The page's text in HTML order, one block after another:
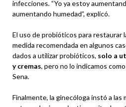
infecciones. “Yo ya estoy
aumentando humedad”, explicó.
El uso de probióticos para restaurar
medida recomendada en algunos
dados a utilizar probióticos, solo a
y cremas, pero no lo indicamos
Sena.
Finalmente, la ginecóloga instó a las